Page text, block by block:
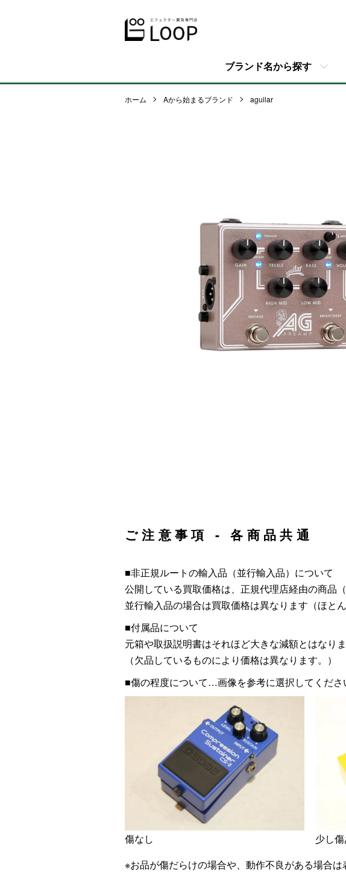
ブランド名から探す
ホーム Aから始まるブランド aguilar
ご注意事項 - 各商品共通
■非正規ルートの輸入品（並行輸入品）について
公開している買取価格は、正規代理店経由の商品
並行輸入品の場合は買取価格は異なります（ほと
■付属品について
元箱や取扱説明書はそれほど大きな減額とはなり
（欠品しているものにより価格は異なります。）
■傷の程度について…画像を参考に選択してくださ
傷なし 少し傷
※お品が傷だらけの場合や、動作不良がある場合は